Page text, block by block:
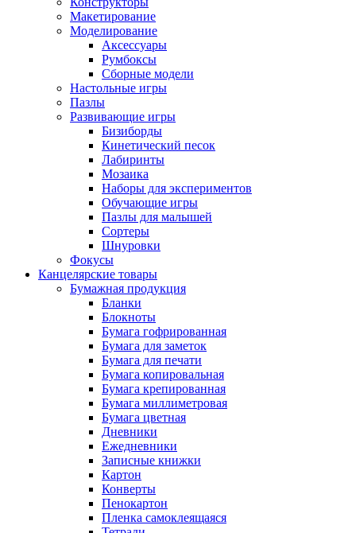
Макетирование
Моделирование
Аксессуары
Румбоксы
Сборные модели
Настольные игры
Пазлы
Развивающие игры
Бизиборды
Кинетический песок
Лабиринты
Мозаика
Наборы для экспериментов
Обучающие игры
Пазлы для малышей
Сортеры
Шнуровки
Фокусы
Канцелярские товары
Бумажная продукция
Бланки
Блокноты
Бумага гофрированная
Бумага для заметок
Бумага для печати
Бумага копировальная
Бумага крепированная
Бумага миллиметровая
Бумага цветная
Дневники
Ежедневники
Записные книжки
Картон
Конверты
Пенокартон
Пленка самоклеящаяся